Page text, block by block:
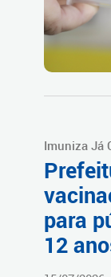
Imuniza Já
para
12